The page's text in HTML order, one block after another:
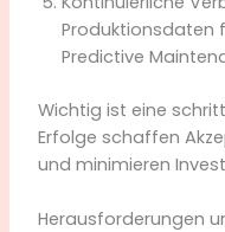
Produktionsdaten
Predictive
Wichtig ist eine
Erfolge schaffen
und minimieren
Herausforderungen